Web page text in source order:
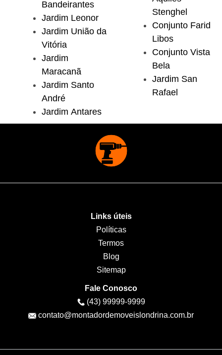
Bandeirantes
Jardim Leonor
Jardim União da
Vitória
Jardim
Maracanã
Jardim Santo
André
Jardim Antares
Stenghel
Conjunto Farid
Libos
Conjunto Vista
Bela
Jardim San
Rafael
Links úteis
Políticas
Termos
Blog
Sitemap
Fale Conosco
(43) 99999-9999
contato@montadordemoveislondrina.com.br